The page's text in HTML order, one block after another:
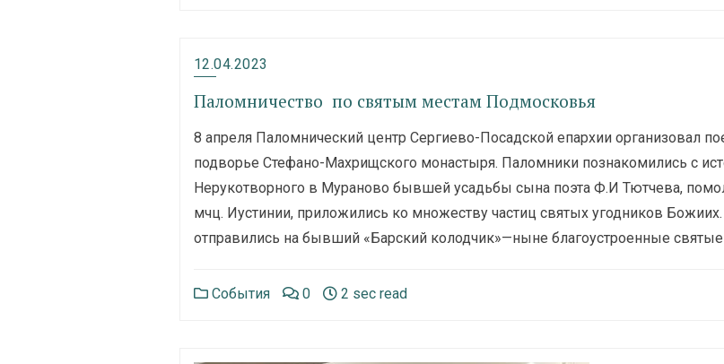
12.04.2023
Паломничество по святым местам Подмосковья
8 апреля Паломнический центр Сергиево-Посадской епархии организовал
подворье Стефано-Махрищского монастыря. Паломники познакомились с
Нерукотворного в Мураново бывшей усадьбы сына поэта Ф.И Тютчева,
мчц. Иустинии, приложились ко множеству частиц святых угодников
отправились на бывший «Барский колодчик»—ныне благоустроенные
События 0 2 sec read